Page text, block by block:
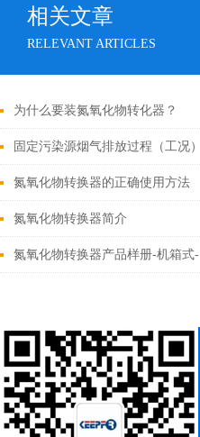
相关文章
RELEVANT ARTICLES
为什么要装氮氧化物转化器？
固定污染源烟气排放过程（工况）
监控系统安装及验收技术指南
氮氧化物转换器的正确使用方法
氮氧化物转换器简介
氮氧化物转换器产品样册-机箱式-